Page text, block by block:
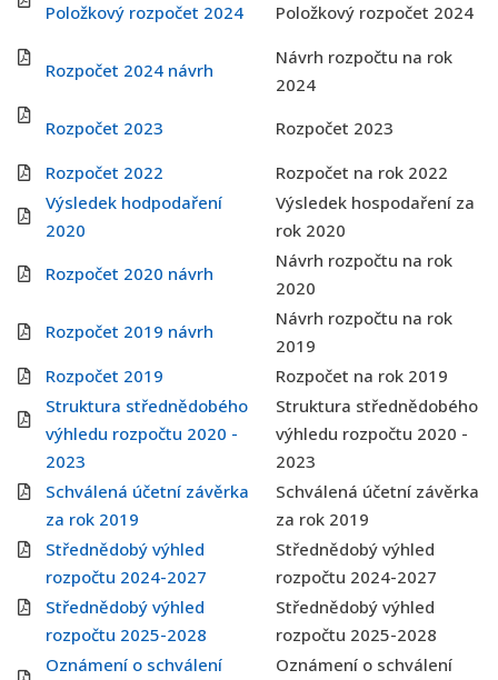
Položkový rozpočet 2024
Položkový rozpočet 2024
Rozpočet 2024 návrh
Návrh rozpočtu na rok
2024
Rozpočet 2023
Rozpočet 2023
Rozpočet 2022
Rozpočet na rok 2022
Výsledek hodpodaření
2020
Výsledek hospodaření za
rok 2020
Rozpočet 2020 návrh
Návrh rozpočtu na rok
2020
Rozpočet 2019 návrh
Návrh rozpočtu na rok
2019
Rozpočet 2019
Rozpočet na rok 2019
Struktura střednědobého
výhledu rozpočtu 2020 -
2023
Struktura střednědobého
výhledu rozpočtu 2020 -
2023
Schválená účetní závěrka
za rok 2019
Schválená účetní závěrka
za rok 2019
Střednědobý výhled
rozpočtu 2024-2027
Střednědobý výhled
rozpočtu 2024-2027
Střednědobý výhled
rozpočtu 2025-2028
Střednědobý výhled
rozpočtu 2025-2028
Oznámení o schválení
Oznámení o schválení